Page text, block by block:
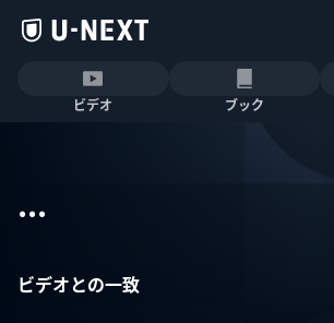
ビデオ ブック
...
ビデオとの一致